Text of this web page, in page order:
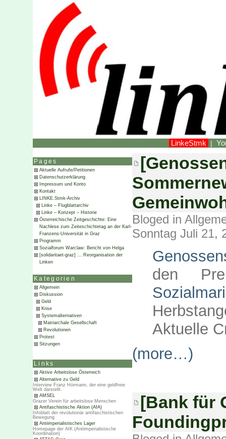
LinkeStmk |
Pages
Aktuelle Aufrufe/Petitionen
Datenschutzerklärung
Impressum und Konto
Kontakt
LINKE.Stmk-Archiv
Linke – Flugblattarchiv
Linke – Konzept – Historie
Österreichische Zeitgeschichte: Eine
Nachlese zum Zeiteschichtetag an der Karl-
Franzens-Universität in Graz
Programm
Sozialforum Warclaw: Bericht von Helga
[solidaritaet-graz] … Reorganisation der
Linken
Kategorien
Allgemein
Diskussion
Geld
Krise
Systemalternativen
Matriarchale Gesellschaft
Revolutionen
Protest
Sitzungen
Links
Aktive Arbeitslose Österreich
Alternative zu Geld
Interview Franz Hörmann, der eine geldfreie
Welt darstellt.
AMSEL
Grazer Verein für arbeitslose Menschen
Antifaschistische Aktion (AfA)
Infoblatt der revolutionär antifaschistischen
Bewegung
Antiimperialistisches Lager
Homepage der AIK (Antiimperialistische
Koordination)
Bloged in
Sonntag Juli 21,
den
Aktuelle
(more…)
[Bank für